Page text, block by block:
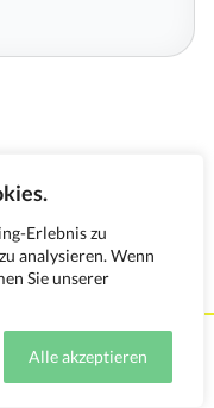
Erlebnis zu
analysieren. Wenn
Sie unserer
Alle akzeptieren